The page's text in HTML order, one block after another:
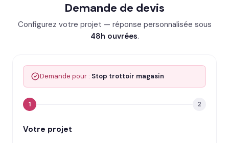
Demande de devis
Configurez votre projet — réponse personnalisée sous
48h ouvrées.
Demande pour : Stop trottoir magasin
1 2
Votre projet